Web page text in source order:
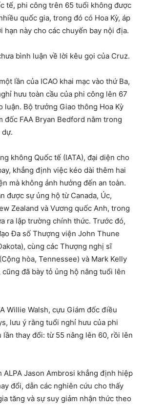
tế, phi công trên 65 tuổi không được
quốc gia, trong đó có Hoa Kỳ, áp
hạn này cho các chuyến bay nội địa.
bình luận về lời kêu gọi của Cruz.
lần của ICAO khai mạc vào thứ Ba,
hưu toàn cầu của phi công lên 67
luận. Bộ trưởng Giao thông Hoa Kỳ
đốc FAA Bryan Bedford nằm trong
dự.
không Quốc tế (IATA), đại diện cho
khẳng định việc kéo dài thêm hai
mà không ảnh hưởng đến an toàn.
được sự ủng hộ từ Canada, Úc,
Zealand và Vương quốc Anh, trong
ra lập trường chính thức. Trước đó,
Đa số Thượng viện John Thune
cùng các Thượng nghị sĩ
hòa, Tennessee) và Mark Kelly
cũng đã bày tỏ ủng hộ nâng tuổi lên
Willie Walsh, cựu Giám đốc điều
lưu ý rằng tuổi nghỉ hưu của phi
lần thay đổi: từ 55 nâng lên 60, rồi lên
ALPA Jason Ambrosi khẳng định hiệp
đổi, dẫn các nghiên cứu cho thấy
tăng và sự suy giảm nhận thức theo